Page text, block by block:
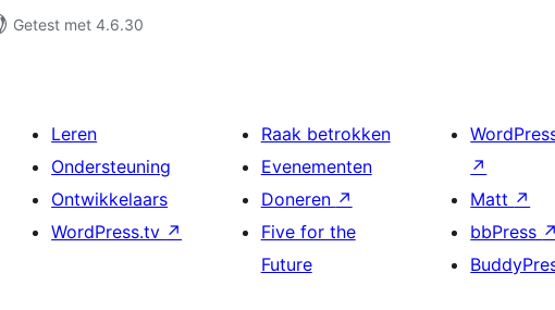
Getest met 4.6.30
Leren
Ondersteuning
Ontwikkelaars
WordPress.tv ↗
Raak betrokken
Evenementen
Doneren ↗
Five for the
Future
↗
Matt ↗
bbPress ↗